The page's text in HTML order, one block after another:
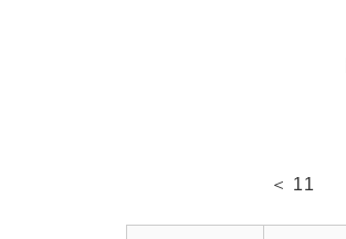
＜ 11